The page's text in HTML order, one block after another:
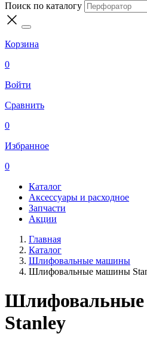
Поиск по каталогу
Корзина
0
Войти
Сравнить
0
Избранное
0
Каталог
Аксессуары и расходное
Запчасти
Акции
Главная
Каталог
Шлифовальные машины
Шлифовальные машины
Stanley